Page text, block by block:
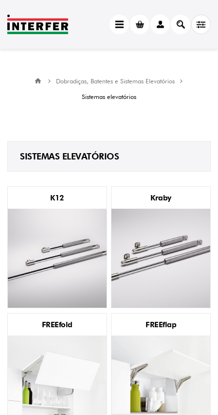
Dobradiças, Batentes e Sistemas Elevatórios
Sistemas elevatórios
SISTEMAS ELEVATÓRIOS
K12 Kraby
FREEfold FREEflap